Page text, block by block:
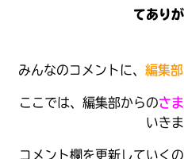
てあり
みんなのコメントに、 編集
ここでは、 編集部からのさ
いきま
コメント欄を更新していくの